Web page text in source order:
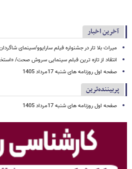
آخرین اخبار
میراث بلا تار در جشنواره فیلم سارایوو/سینمای
انتقاد از تازه ترین فبلم سینمایی سروش صحت/
صفحه اول روزنامه های شنبه 17مرداد 1405
پربیننده‌ترین
صفحه اول روزنامه های شنبه 17مرداد 1405